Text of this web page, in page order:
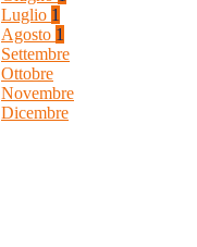
Luglio 1
Agosto 1
Settembre
Ottobre
Novembre
Dicembre